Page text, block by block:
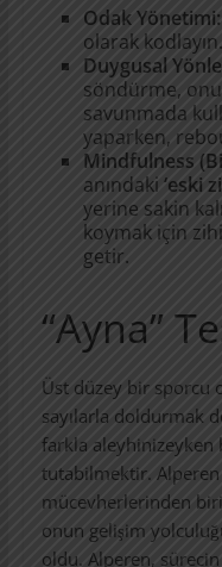
Odak Yönetimi:
olarak
Duygusal
söndürme,
savunmada
yaparken,
Mindfulness
anındaki ‘eski
yerine sakin
koymak için
getir.
“Ayna”
Üst düzey bir sporcu
sayılarla doldurmak
farkla
tutabilmektir.
mücevherlerinden biri
onun gelişim
oldu. Alperen, sürecin